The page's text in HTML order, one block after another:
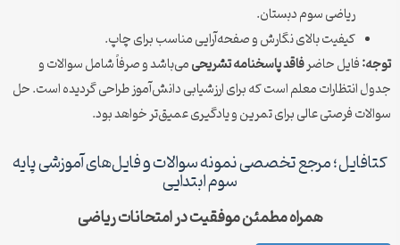
ریاضی سوم دبستان.
کیفیت بالای نگارش و صفحه‌آرایی مناسب برای چاپ.
توجه:فایل حاضرفاقد پاسخنامه تشریحیمی‌باشد و صرفاً شامل سوالات و
جدول انتظارات معلم است که برای ارزشیابی دانش‌آموز طراحی گردیده است. حل
سوالات فرصتی عالی برای تمرین و یادگیری عمیق‌تر خواهد بود.
کتافایل؛ مرجع تخصصی نمونه سوالات و فایل‌های آموزشی پایه
سوم ابتدایی
همراه مطمئن موفقیت در امتحانات ریاضی